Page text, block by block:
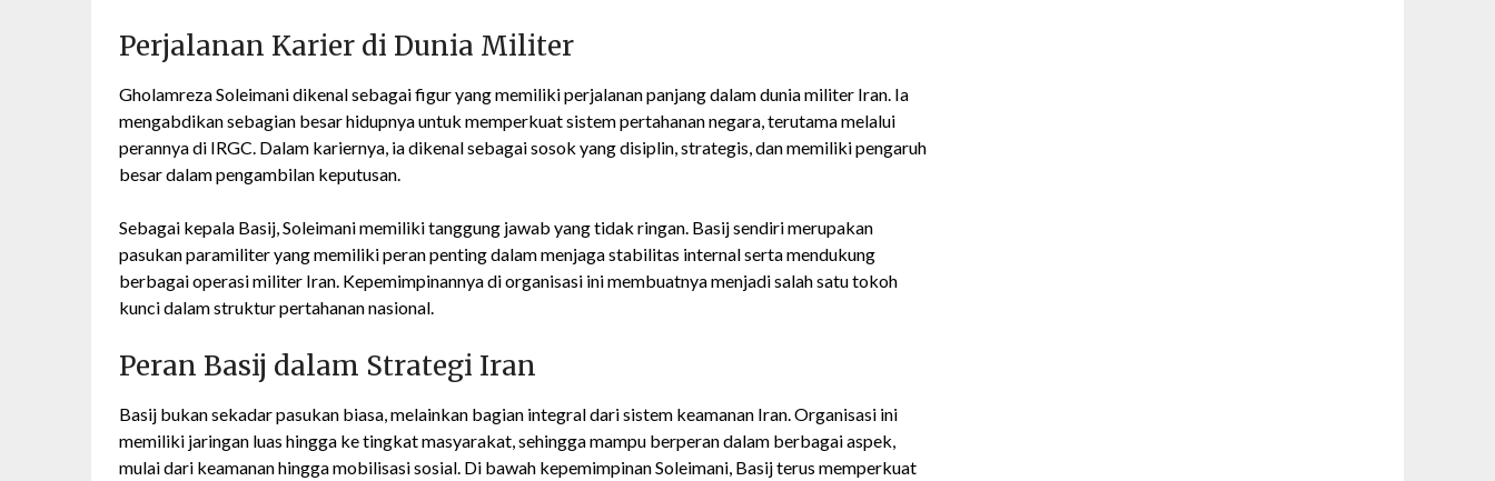
Perjalanan Karier di Dunia Militer
Gholamreza Soleimani dikenal sebagai figur yang memiliki perjalanan panjang dalam dunia militer Iran. Ia
mengabdikan sebagian besar hidupnya untuk memperkuat sistem pertahanan negara, terutama melalui
perannya di IRGC. Dalam kariernya, ia dikenal sebagai sosok yang disiplin, strategis, dan memiliki pengaruh
besar dalam pengambilan keputusan.
Sebagai kepala Basij, Soleimani memiliki tanggung jawab yang tidak ringan. Basij sendiri merupakan
pasukan paramiliter yang memiliki peran penting dalam menjaga stabilitas internal serta mendukung
berbagai operasi militer Iran. Kepemimpinannya di organisasi ini membuatnya menjadi salah satu tokoh
kunci dalam struktur pertahanan nasional.
Peran Basij dalam Strategi Iran
Basij bukan sekadar pasukan biasa, melainkan bagian integral dari sistem keamanan Iran. Organisasi ini
memiliki jaringan luas hingga ke tingkat masyarakat, sehingga mampu berperan dalam berbagai aspek,
mulai dari keamanan hingga mobilisasi sosial. Di bawah kepemimpinan Soleimani, Basij terus memperkuat